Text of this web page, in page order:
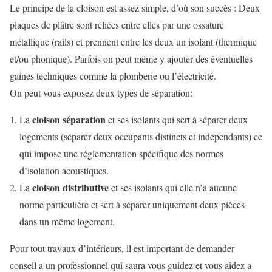
Le principe de la cloison est assez simple, d’où son succès : Deux
plaques de plâtre sont reliées entre elles par une ossature
métallique (rails) et prennent entre les deux un isolant (thermique
et/ou phonique). Parfois on peut même y ajouter des éventuelles
gaines techniques comme la plomberie ou l’électricité.
On peut vous exposez deux types de séparation:
La cloison séparationet ses isolants qui sert à séparer deux
logements (séparer deux occupants distincts et indépendants) ce
qui impose une réglementation spécifique des normes
d’isolation acoustiques.
La cloison distributiveet ses isolants qui elle n’a aucune
norme particulière et sert à séparer uniquement deux pièces
dans un même logement.
Pour tout travaux d’intérieurs, il est important de demander
conseil a un professionnel qui saura vous guidez et vous aidez a